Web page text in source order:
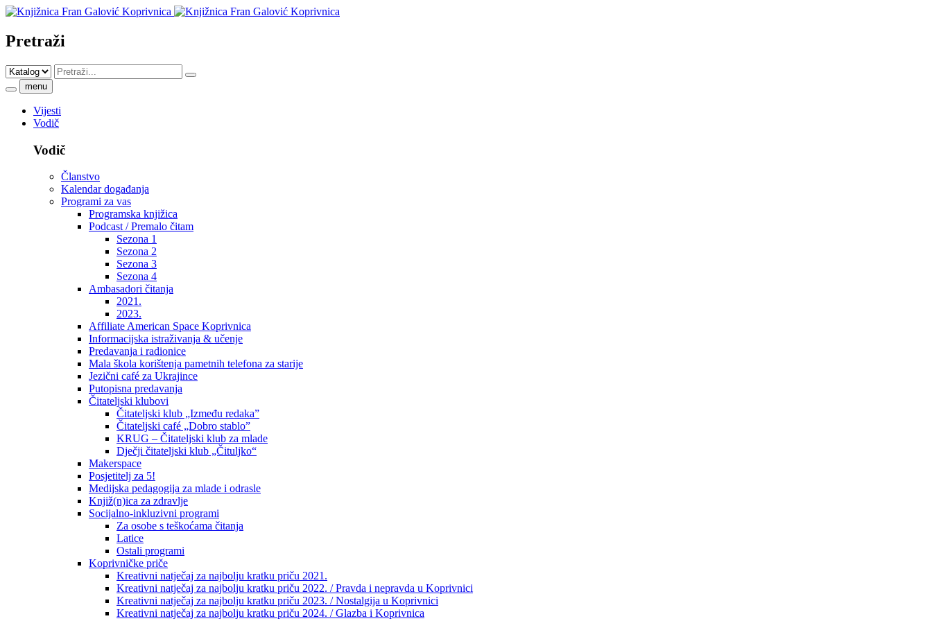
Pretraži
menu
Vijesti
Vodič
Vodič
Članstvo
Kalendar događanja
Programi za vas
Programska knjižica
Podcast / Premalo čitam
Sezona 1
Sezona 2
Sezona 3
Sezona 4
Ambasadori čitanja
2021.
2023.
Affiliate American Space Koprivnica
Informacijska istraživanja & učenje
Predavanja i radionice
Mala škola korištenja pametnih telefona za starije
Jezični café za Ukrajince
Putopisna predavanja
Čitateljski klubovi
Čitateljski klub „Između redaka”
Čitateljski café „Dobro stablo”
KRUG – Čitateljski klub za mlade
Dječji čitateljski klub „Čituljko“
Makerspace
Posjetitelj za 5!
Medijska pedagogija za mlade i odrasle
Knjiž(n)ica za zdravlje
Socijalno-inkluzivni programi
Za osobe s teškoćama čitanja
Latice
Ostali programi
Koprivničke priče
Kreativni natječaj za najbolju kratku priču 2021.
Kreativni natječaj za najbolju kratku priču 2022. / Pravda i nepravda u Koprivnici
Kreativni natječaj za najbolju kratku priču 2023. / Nostalgija u Koprivnici
Kreativni natječaj za najbolju kratku priču 2024. / Glazba i Koprivnica